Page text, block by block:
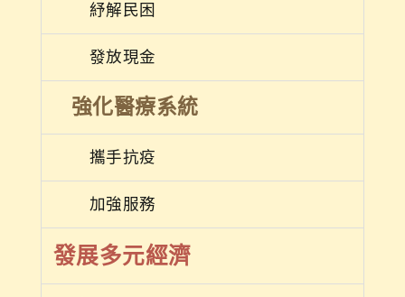
紓解民困
發放現金
強化醫療系統
攜手抗疫
加強服務
發展多元經濟